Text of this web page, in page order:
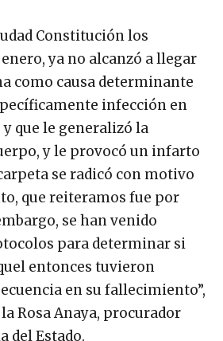
Constitución los
ya no alcanzó a llegar
como causa determinante
infección en
que le generalizó la
y le provocó un infarto
se radicó con motivo
que reiteramos fue por
se han venido
para determinar si
entonces tuvieron
en su fallecimiento”,
Rosa Anaya, procurador
del Estado.